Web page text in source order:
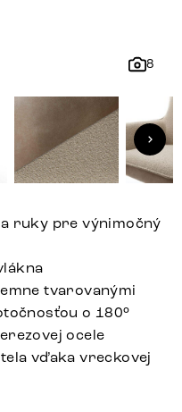
8
ruky pre výnimočný
tvarovanými
o 180°
ocele
vďaka vreckovej